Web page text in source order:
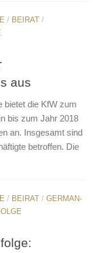
/ BEIRAT /
aus
bietet die KfW zum
bis zum Jahr 2018
an. Insgesamt sind
betroffen. Die
/ BEIRAT / GERMAN-